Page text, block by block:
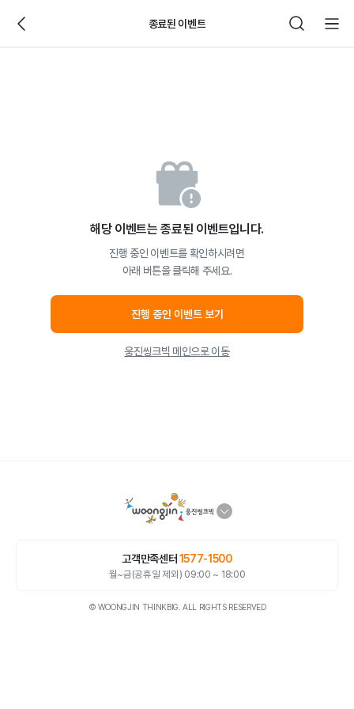
종료된 이벤트
해당 이벤트는 종료된 이벤트입니다.
진행 중인 이벤트를 확인하시려면
아래 버튼을 클릭해 주세요.
진행 중인 이벤트 보기
웅진씽크빅 메인으로 이동
고객만족센터 1577-1500
월~금(공휴일 제외) 09:00 ~ 18:00
© WOONGJIN THINKBIG. ALL RIGHTS RESERVED